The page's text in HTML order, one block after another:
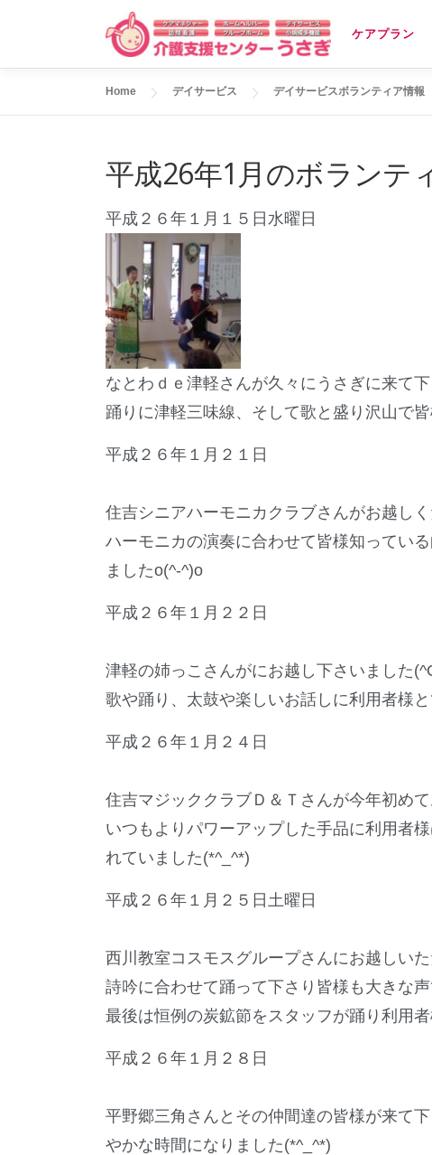
テ
ケアプラン
Home デイサービス デイサービスボランティア情報
平成26年1月のボランテ
平成２６年１月１５日水曜日
なとわｄｅ津軽さんが久々にうさぎに来て
踊りに津軽三味線、そして歌と盛り沢山で
平成２６年１月２１日
住吉シニアハーモニカクラブさんがお越し
ハーモニカの演奏に合わせて皆様知ってい
ましたo(^-^)o
平成２６年１月２２日
津軽の姉っこさんがにお越し下さいました
歌や踊り、太鼓や楽しいお話しに利用者様
平成２６年１月２４日
住吉マジッククラブＤ＆Ｔさんが今年初め
いつもよりパワーアップした手品に利用者
れていました(*^_^*)
平成２６年１月２５日土曜日
西川教室コスモスグループさんにお越しい
詩吟に合わせて踊って下さり皆様も大きな
最後は恒例の炭鉱節をスタッフが踊り利用
平成２６年１月２８日
平野郷三角さんとその仲間達の皆様が来て
やかな時間になりました(*^_^*)